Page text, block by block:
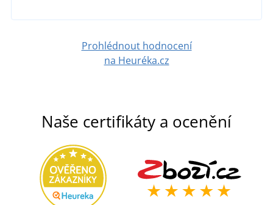
Prohlédnout hodnocení
na Heuréka.cz
Naše certifikáty a ocenění